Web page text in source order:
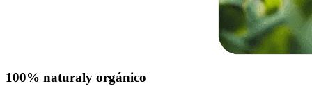
100% naturaly orgánico